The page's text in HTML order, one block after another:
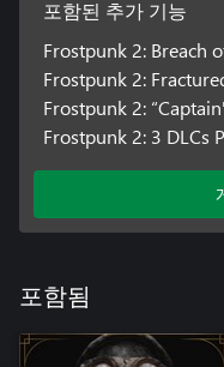
가며 시민 수천 명의 목숨
보세요. 또한, 무한정 플레
드인 유토피아 건설에서는
실험해 볼 수 있습니다.
포함된 추가 기능
Frostpunk 2: Breach
Frostpunk 2:
Frostpunk 2:
Frostpunk 2: 3 DLCs
포함됨